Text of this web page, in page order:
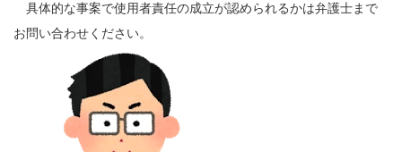
具体的な事案で使用者責任の成立が認められるかは弁護士まで
お問い合わせください。